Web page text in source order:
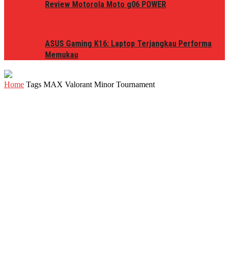
Review Motorola Moto g06 POWER
ASUS Gaming K16: Laptop Terjangkau Performa
Memukau
Home Tags MAX Valorant Minor Tournament